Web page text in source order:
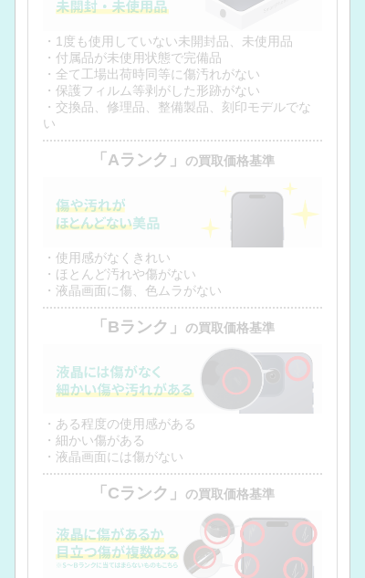
・1度も使用していない未開封品、未使用品
・付属品が未使用状態で完備品
・全て工場出荷時同等に傷汚れがない
・保護フィルム等剥がした形跡がない
・交換品、修理品、整備製品、刻印モデルでな
い
「Aランク」 の買取価格基準
・使用感がなくきれい
・ほとんど汚れや傷がない
・液晶画面に傷、色ムラがない
「Bランク」 の買取価格基準
・ある程度の使用感がある
・細かい傷がある
・液晶画面には傷がない
「Cランク」 の買取価格基準